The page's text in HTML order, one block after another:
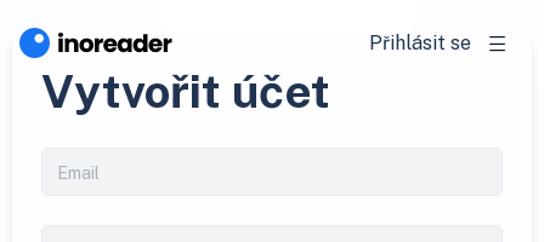
Přihlásit se
Vytvořit účet